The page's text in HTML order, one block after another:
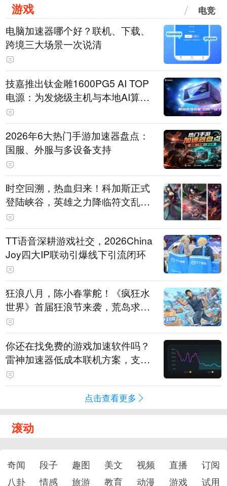
游戏 电竞
电脑加速器哪个好？联机、下载、
跨境三大场景一次说清
技嘉推出钛金雕1600PG5 AI TOP
电源：为发烧级主机与本地AI算力
打造旗舰供电方案
2026年6大热门手游加速器盘点：
国服、外服与多设备支持
时空回溯，热血归来！科加斯正式
登陆峡谷，英雄之力降临符文乱
斗！
TT语音深耕游戏社交，2026China
Joy四大IP联动引爆线下引流闭环
狂浪八月，陈小春掌舵！《疯狂水
世界》首届狂浪节来袭，荒岛求生
直播即将开启
你还在找免费的游戏加速软件吗？
雷神加速器低成本联机方案，支持
免费试用
点击查看更多
滚动
奇闻 段子 趣图 美文 视频 直播
订阅
八卦
情感 旅游 教育 动漫 游戏 试用